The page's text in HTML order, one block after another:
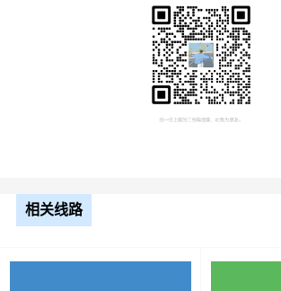
根据货物类型选择合适车型
3.8米货车
相关线路